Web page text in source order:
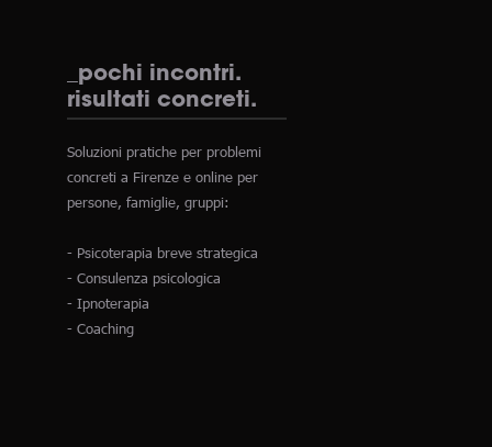
_pochi incontri.
risultati concreti.
Soluzioni pratiche per problemi
concreti a Firenze e online per
persone, famiglie, gruppi:
- Psicoterapia breve strategica
- Consulenza psicologica
- Ipnoterapia
- Coaching